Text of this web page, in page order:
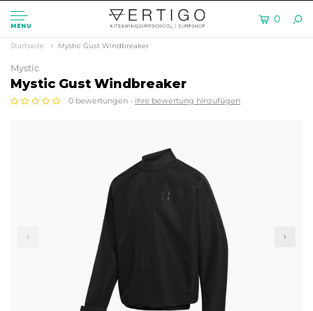
MENU
0
Startseite Mystic Gust Windbreaker
Mystic
Mystic Gust Windbreaker
0 bewertungen - ihre bewertung hinzufügen